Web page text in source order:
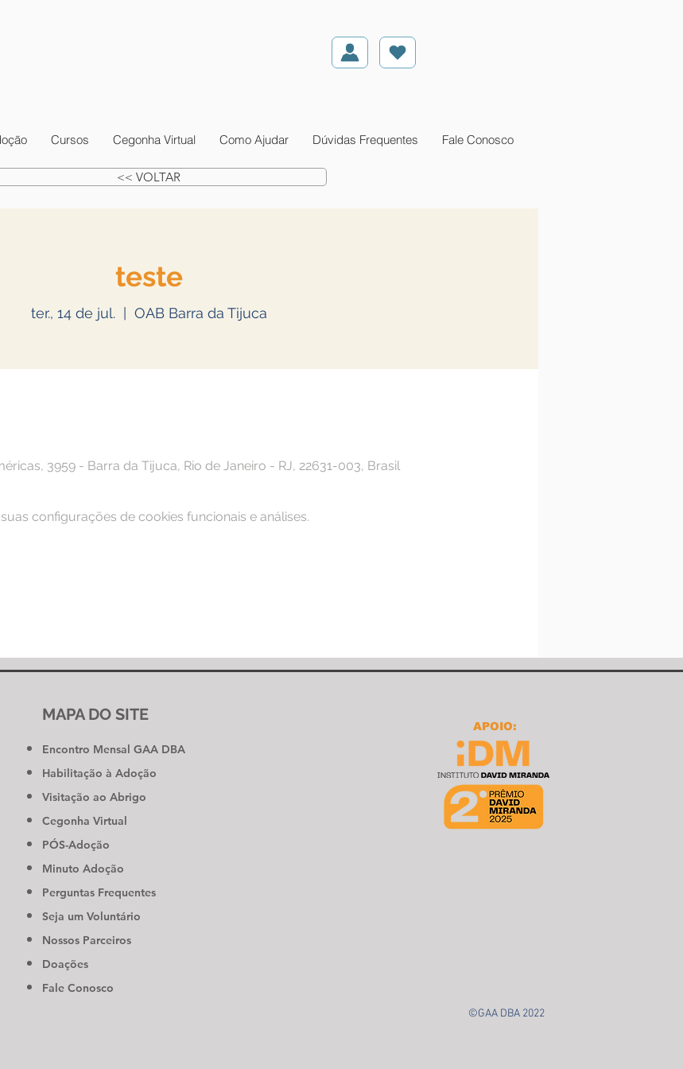
Cursos Cegonha Virtual Como Ajudar Dúvidas Frequentes Fale Conosco
<< VOLTAR
teste
ter., 14 de jul.
  |
OAB Barra da Tijuca
3959 - Barra da Tijuca, Rio de Janeiro - RJ, 22631-003, Brasil
configurações de cookies funcionais e análises.
MAPA DO SITE
Encontro Mensal GAA DBA
Habilitação à Adoção
Visitação ao Abrigo
Cegonha Virtual
PÓS-Adoção
Minuto Adoção
Perguntas Frequentes
Seja um Voluntário
Nossos Parceiros
Doações
Fale Conosco
APOIO:
©GAA DBA 2022